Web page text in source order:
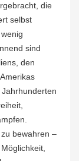
die
selbst
sind
den
bewahren –